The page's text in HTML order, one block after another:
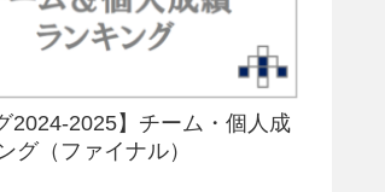
2024-2025】チーム・個人成
グ（ファイナル）